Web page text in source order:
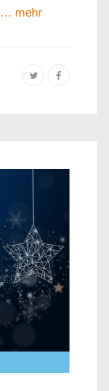
… mehr